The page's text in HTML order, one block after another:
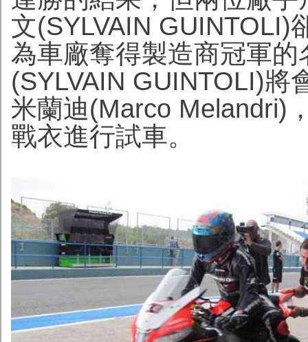
文(SYLVAIN GUINTOLI)
為車廠奪得製造商冠軍
(SYLVAIN GUINTOLI)將
米蘭迪(Marco Melandri)
戰衣進行試車。